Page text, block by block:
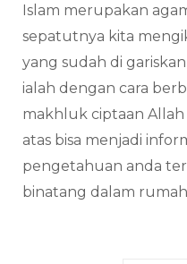
Islam merupakan
sepatutnya kita
yang sudah di
ialah dengan cara
makhluk ciptaan Allah
atas bisa menjadi
pengetahuan anda
binatang dalam